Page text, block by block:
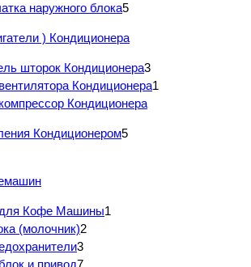
наружного блока5
) Кондиционера
шторок Кондиционера3
Кондиционера1
Кондиционера
Кондиционером5
Кофе Машины1
(молочник)2
3